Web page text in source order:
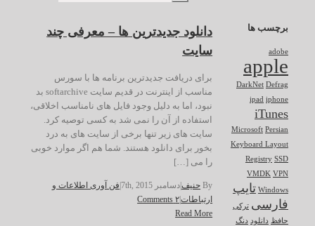
دانلود جدیدترین ها – معرفی چند
سایت
برای دریافت جدیدترین برنامه ها با سورس
مناسب از اینترنت در قدیم سایت softarchive بد
نبود، اما به دلیل وجود فایل های نامناسب اخلاقی،
استفاده از آن را نمی شد به کسی توصیه کرد.
سایت های زیر تنها برخی از سایت های به درد
بخور برای دانلود هستند. شما هم اگر موارد خوبی
را می […]
By حنیف|دسامبر 7th, 2015 |فن آوری اطلاعات و
ارتباطات|۲ Comments
Read More
برچسب ها
adobe
apple
DarkNet Defrag
ipad iphone
iTunes
Microsoft Persian
Keyboard Layout
Registry SSD
VMDK VPN
Windows تایپ
فارسی ترکی
حافظ دانلود دنگ